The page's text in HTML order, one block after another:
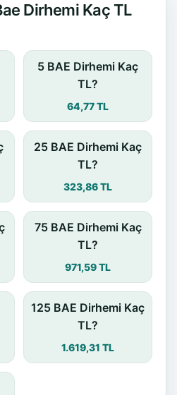
Dirhemi Kaç TL
5 BAE Dirhemi Kaç
TL?
64,77 TL
25 BAE Dirhemi Kaç
TL?
323,86 TL
75 BAE Dirhemi Kaç
TL?
971,59 TL
125 BAE Dirhemi Kaç
TL?
1.619,31 TL